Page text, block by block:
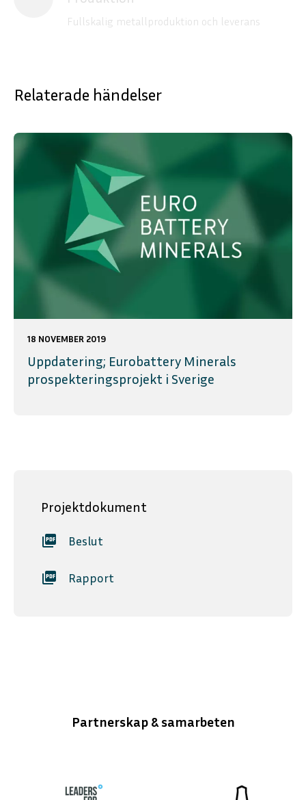
ENGLISH DEUTSCH
Fullskalig metallproduktion och leverans
Relaterade händelser
18 NOVEMBER 2019
Uppdatering; Eurobattery Minerals
prospekteringsprojekt i Sverige
Projektdokument
picture_as_pdf Beslut
picture_as_pdf Rapport
Partnerskap & samarbeten